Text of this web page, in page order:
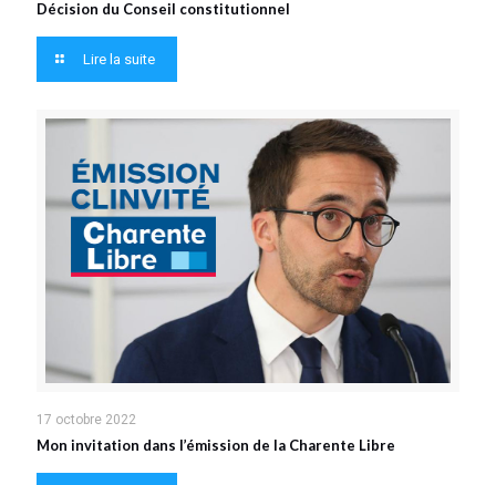
Décision du Conseil constitutionnel
Lire la suite
17 octobre 2022
Mon invitation dans l’émission de la Charente Libre